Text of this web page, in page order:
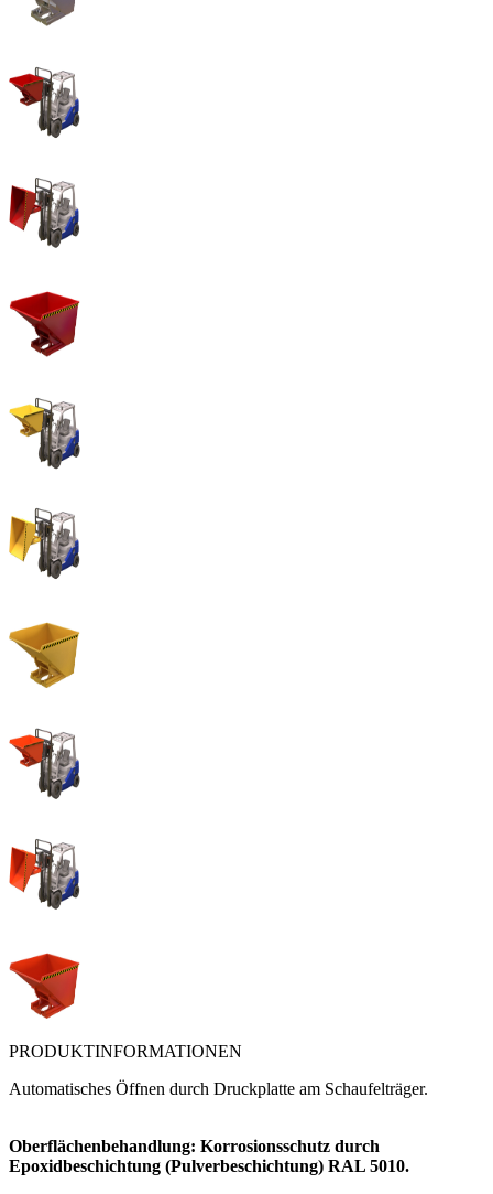
PRODUKTINFORMATIONEN
Automatisches Öffnen durch Druckplatte am Schaufelträger.
Oberflächenbehandlung: Korrosionsschutz durch
Epoxidbeschichtung (Pulverbeschichtung) RAL 5010.